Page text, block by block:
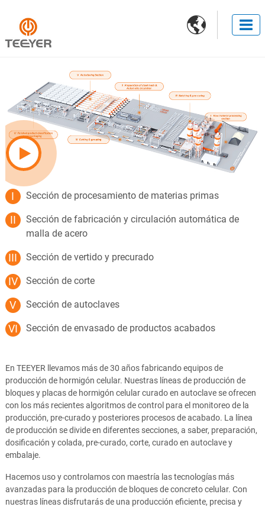

Sección de procesamiento de materias primas
Sección de fabricación y circulación automática de
malla de acero
Sección de vertido y precurado
Sección de corte
Sección de autoclaves
Sección de envasado de productos acabados
En TEEYER llevamos más de 30 años fabricando equipos de
producción de hormigón celular. Nuestras líneas de producción de
bloques y placas de hormigón celular curado en autoclave se ofrecen
con los más recientes algoritmos de control para el monitoreo de la
producción, pre-curado y posteriores procesos de acabado. La línea
de producción se divide en diferentes secciones, a saber, preparación,
dosificación y colada, pre-curado, corte, curado en autoclave y
embalaje.
Hacemos uso y controlamos con maestría las tecnologías más
avanzadas para la producción de bloques de concreto celular. Con
nuestras líneas disfrutarás de una producción eficiente, precisa y